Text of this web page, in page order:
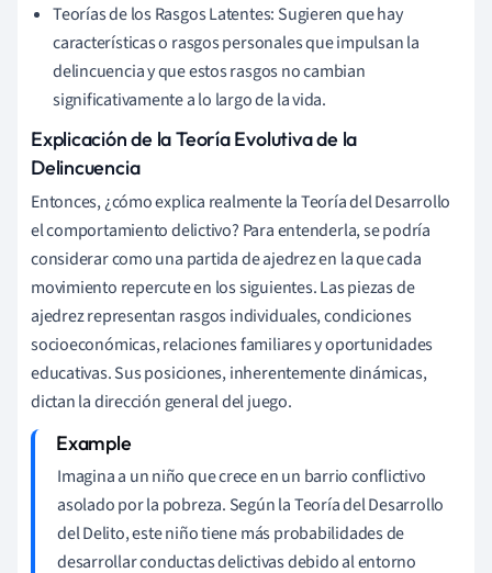
Teorías de los Rasgos Latentes: Sugieren que hay
características o rasgos personales que impulsan la
delincuencia y que estos rasgos no cambian
significativamente a lo largo de la vida.
Explicación de la Teoría Evolutiva de la
Delincuencia
Entonces, ¿cómo explica realmente la Teoría del Desarrollo
el comportamiento delictivo? Para entenderla, se podría
considerar como una partida de ajedrez en la que cada
movimiento repercute en los siguientes. Las piezas de
ajedrez representan rasgos individuales, condiciones
socioeconómicas, relaciones familiares y oportunidades
educativas. Sus posiciones, inherentemente dinámicas,
dictan la dirección general del juego.
Imagina a un niño que crece en un barrio conflictivo
asolado por la pobreza. Según la Teoría del Desarrollo
del Delito, este niño tiene más probabilidades de
desarrollar conductas delictivas debido al entorno